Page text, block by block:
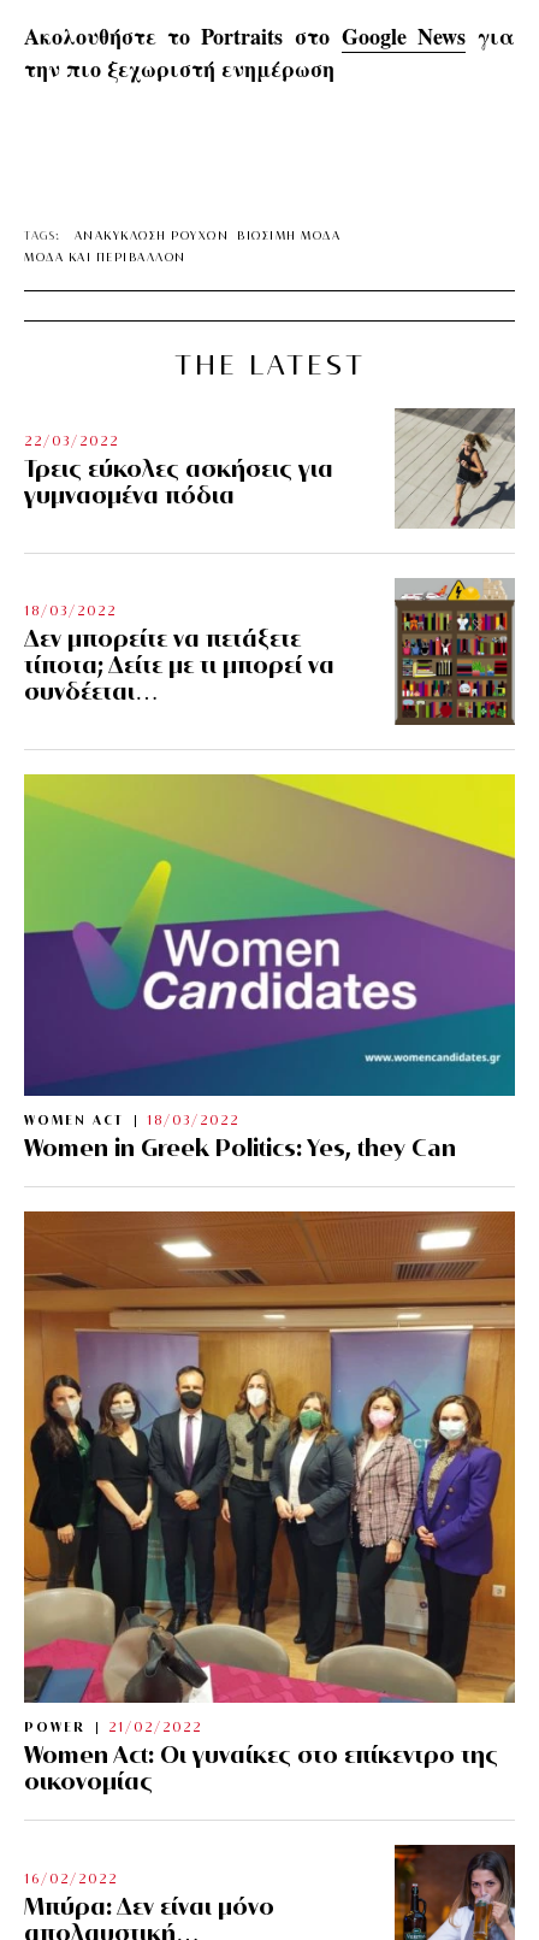
Ακολουθήστε το Portraits στο Google Newsγια
την πιο ξεχωριστή ενημέρωση
TAGS: ΑΝΑΚΥΚΛΩΣΗ ΡΟΥΧΩΝ
ΒΙΩΣΙΜΗ ΜΟΔΑ
ΜΟΔΑ ΚΑΙ ΠΕΡΙΒΑΛΛΟΝ
THE LATEST
22/03/2022
Τρεις εύκολες ασκήσεις για
γυμνασμένα πόδια
18/03/2022
Δεν μπορείτε να πετάξετε
τίποτα; Δείτε με τι μπορεί να
συνδέεται…
WOMEN ACT 18/03/2022
Women in Greek Politics: Yes, they Can
POWER 21/02/2022
Women Act: Οι γυναίκες στο επίκεντρο της
οικονομίας
16/02/2022
Μπύρα: Δεν είναι μόνο
απολαυστική…